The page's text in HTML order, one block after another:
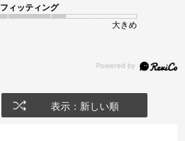
フィッティング
大きめ
表示：新しい順